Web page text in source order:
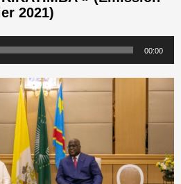
2021)
00:00